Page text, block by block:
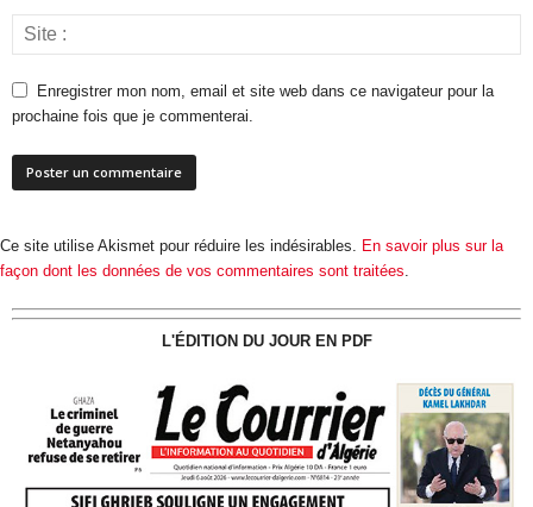
Enregistrer mon nom, email et site web dans ce navigateur pour la
prochaine fois que je commenterai.
Ce site utilise Akismet pour réduire les indésirables. En savoir plus sur la
façon dont les données de vos commentaires sont traitées
L'ÉDITION DU JOUR EN PDF